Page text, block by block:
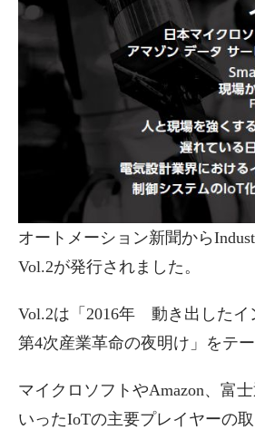
オートメーション新聞から
Vol.2が発行されました。
Vol.2は「2016年 動き出した
第4次産業革命の夜明け」をテー
マイクロソフトやAmazon、富
いったIoTの主要プレイヤーの取